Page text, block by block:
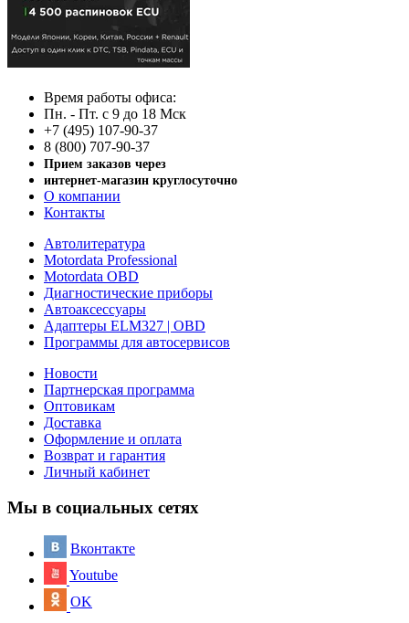
Время работы офиса:
Пн. - Пт. с 9 до 18 Мск
+7 (495) 107-90-37
8 (800) 707-90-37
Прием заказов через
интернет-магазин круглосуточно
О компании
Контакты
Автолитература
Motordata Professional
Motordata OBD
Диагностические приборы
Автоаксессуары
Адаптеры ELM327 | OBD
Программы для автосервисов
Новости
Партнерская программа
Оптовикам
Доставка
Оформление и оплата
Возврат и гарантия
Личный кабинет
Мы в социальных сетях
Вконтакте
Youtube
OK